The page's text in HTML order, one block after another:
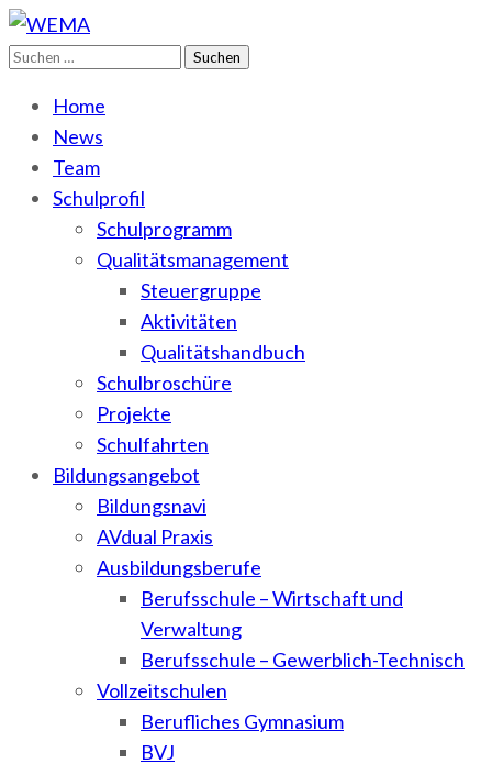
WEMA
BbS I des Salzlandkreises
Suchen
Home
News
Team
Schulprofil
Schulprogramm
Qualitätsmanagement
Steuergruppe
Aktivitäten
Qualitätshandbuch
Schulbroschüre
Projekte
Schulfahrten
Bildungsangebot
Bildungsnavi
AVdual Praxis
Ausbildungsberufe
Berufsschule – Wirtschaft und
Verwaltung
Berufsschule – Gewerblich-Technisch
Vollzeitschulen
Berufliches Gymnasium
BVJ